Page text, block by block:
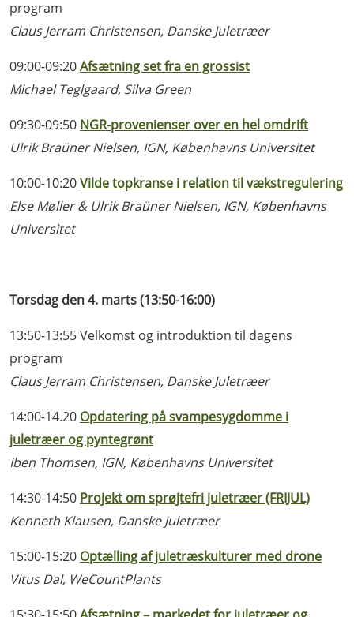
program
Claus Jerram Christensen, Danske Juletræer
09:00-09:20Afsætning set fra en grossist
Michael Teglgaard, Silva Green
09:30-09:50 NGR-provenienser over en hel omdrift
Ulrik Braüner Nielsen, IGN, Københavns Universitet
10:00-10:20Vilde topkranse i relation til vækstregulering
Else Møller & Ulrik Braüner Nielsen, IGN, Københavns
Universitet
Torsdag den 4. marts (13:50-16:00)
13:50-13:55 Velkomst og introduktion til dagens
program
Claus Jerram Christensen, Danske Juletræer
14:00-14.20 Opdatering på svampesygdomme i
juletræer og pyntegrønt
Iben Thomsen, IGN, Københavns Universitet
14:30-14:50 Projekt om sprøjtefri juletræer (FRIJUL)
Kenneth Klausen, Danske Juletræer
15:00-15:20 Optælling af juletræskulturer med drone
Vitus Dal, WeCountPlants